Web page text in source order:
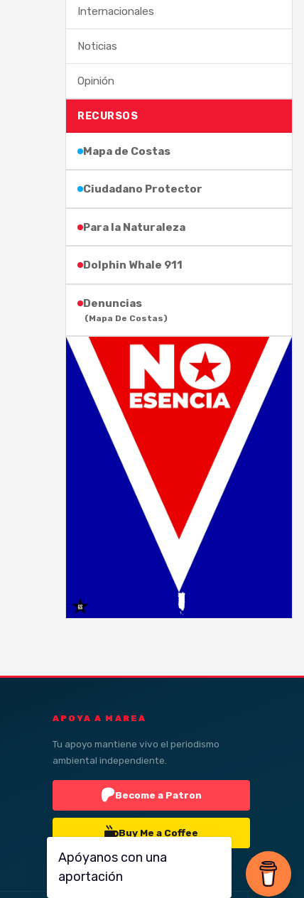
Internacionales
Noticias
Opinión
RECURSOS
Mapa de Costas
Ciudadano Protector
Para la Naturaleza
Dolphin Whale 911
Denuncias
(Mapa De Costas)
APOYA A MAREA
Tu apoyo mantiene vivo el periodismo
ambiental independiente.
Become a Patron
Buy Me a Coffee
aportación